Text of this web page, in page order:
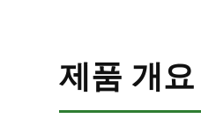
제품 개요